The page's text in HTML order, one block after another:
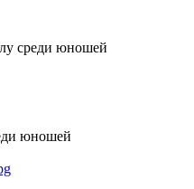
среди юношей
юношей